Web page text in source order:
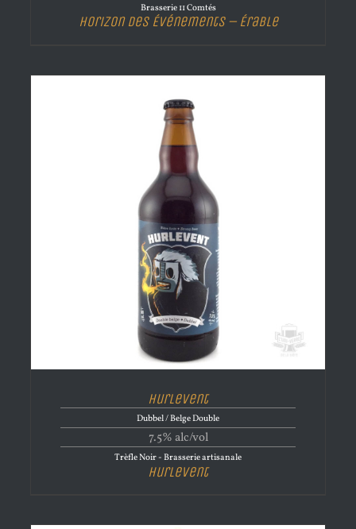
Brasserie 11 Comtés
Horizon Des Événements – Érable
Hurlevent
Dubbel / Belge Double
7.5% alc/vol
Trèfle Noir - Brasserie artisanale
Hurlevent